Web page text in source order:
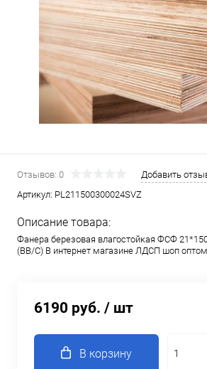
Отзывов: 0
Добавить
Артикул: PL211500300024SVZ
Описание товара:
Фанера березовая влагостойкая ФСФ
(ВВ/C) В интернет магазине ЛДСП шоп
6190 руб. / шт
В корзину